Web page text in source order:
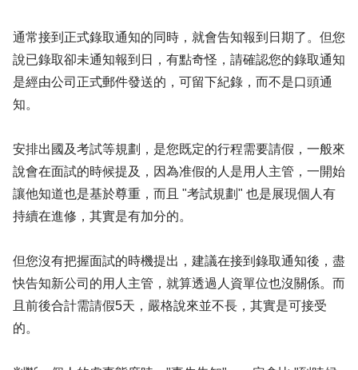
通常接到正式錄取通知的同時，就會告知報到日期了。但您
說已錄取卻未通知報到日，有點奇怪，請確認您的錄取通知
是經由公司正式郵件發送的，可留下紀錄，而不是口頭通
知。
安排出國及考試等規劃，是您既定的行程需要請假，一般來
說會在面試的時候提及，因為准假的人是用人主管，一開始
讓他知道也是基於尊重，而且 "考試規劃" 也是展現個人有
持續在進修，其實是有加分的。
但您沒有把握面試的時機提出，建議在接到錄取通知後，盡
快告知新公司的用人主管，就算透過人資單位也沒關係。而
且前後合計需請假5天，嚴格說來並不長，其實是可接受
的。